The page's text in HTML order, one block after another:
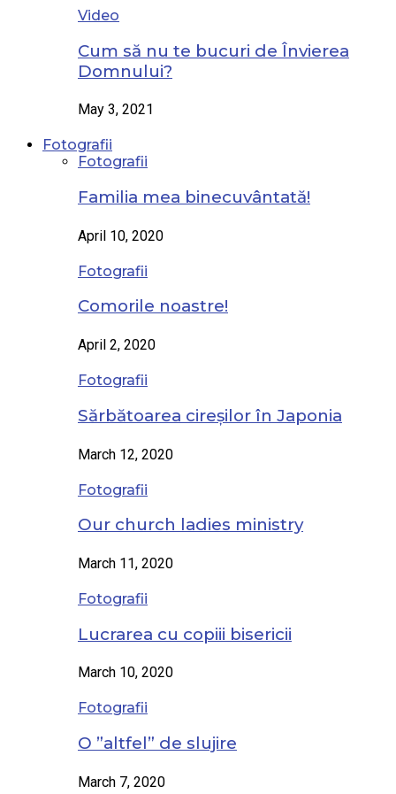
Video
Cum să nu te bucuri de Învierea
Domnului?
May 3, 2021
Fotografii
Fotografii
Familia mea binecuvântată!
April 10, 2020
Fotografii
Comorile noastre!
April 2, 2020
Fotografii
Sărbătoarea cireșilor în Japonia
March 12, 2020
Fotografii
Our church ladies ministry
March 11, 2020
Fotografii
Lucrarea cu copiii bisericii
March 10, 2020
Fotografii
O ”altfel” de slujire
March 7, 2020